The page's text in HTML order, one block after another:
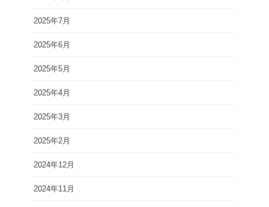
2025年7月
2025年6月
2025年5月
2025年4月
2025年3月
2025年2月
2024年12月
2024年11月